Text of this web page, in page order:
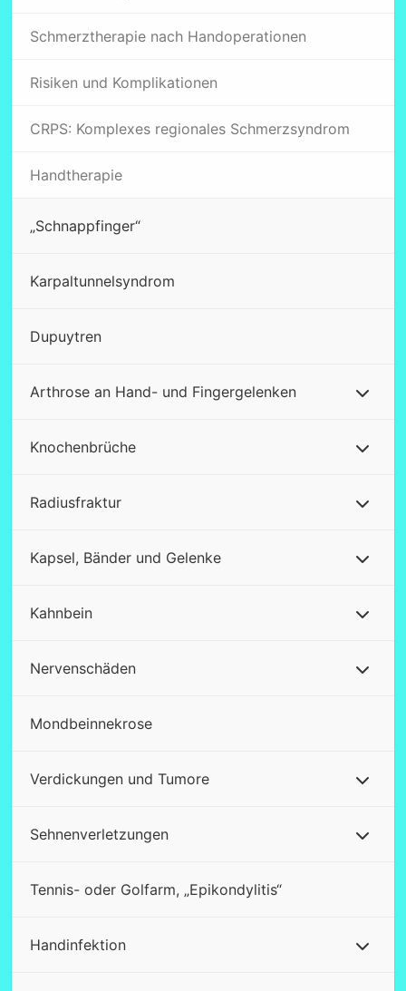
Schmerztherapie nach Handoperationen
Risiken und Komplikationen
CRPS: Komplexes regionales Schmerzsyndrom
Handtherapie
„Schnappfinger“
Karpaltunnelsyndrom
Dupuytren
Arthrose an Hand- und Fingergelenken
Knochenbrüche
Radiusfraktur
Kapsel, Bänder und Gelenke
Kahnbein
Nervenschäden
Mondbeinnekrose
Verdickungen und Tumore
Sehnenverletzungen
Tennis- oder Golfarm, „Epikondylitis“
Handinfektion